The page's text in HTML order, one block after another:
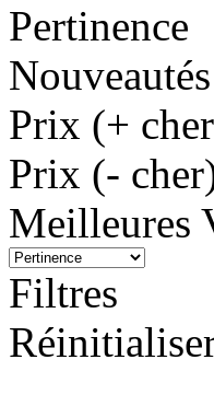
Pertinence
Nouveautés
Prix (+
Prix (-
Meilleures
Filtres